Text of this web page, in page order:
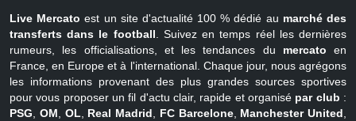
Live Mercato est un site d'actualité 100 % dédié au marché des
transferts dans le football. Suivez en temps réel les dernières
rumeurs, les officialisations, et les tendances du mercato en
France, en Europe et à l'international. Chaque jour, nous agrégons
les informations provenant des plus grandes sources sportives
pour vous proposer un fil d'actu clair, rapide et organisé par club :
PSG, OM, OL, Real Madrid, FC Barcelone, Manchester United,